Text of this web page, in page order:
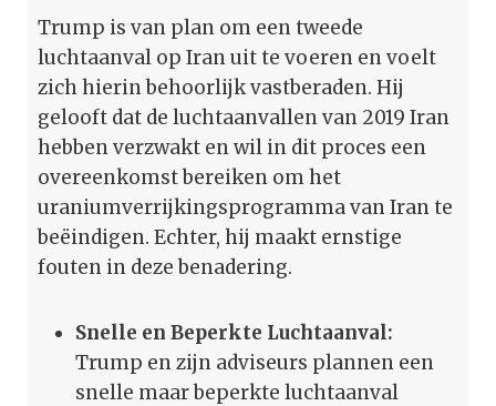
Trump is van plan om een tweede
luchtaanval op Iran uit te voeren en voelt
zich hierin behoorlijk vastberaden. Hij
gelooft dat de luchtaanvallen van 2019 Iran
hebben verzwakt en wil in dit proces een
overeenkomst bereiken om het
uraniumverrijkingsprogramma van Iran te
beëindigen. Echter, hij maakt ernstige
fouten in deze benadering.
Snelle en Beperkte Luchtaanval:
Trump en zijn adviseurs plannen een
snelle maar beperkte luchtaanval